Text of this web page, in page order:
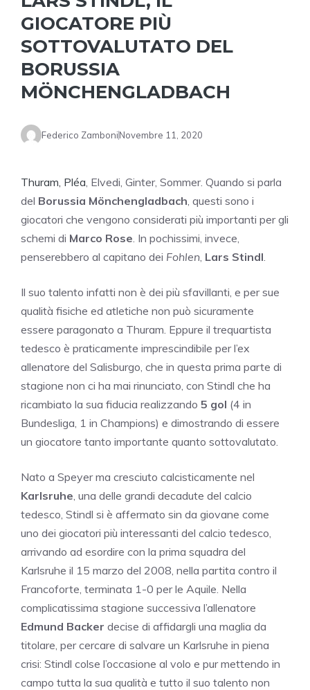
GIOCATORE PIÙ
SOTTOVALUTATO DEL
BORUSSIA
MÖNCHENGLADBACH
Federico ZamboniNovembre 11, 2020
Thuram, Pléa, Elvedi, Ginter, Sommer. Quando si parla
del Borussia Mönchengladbach, questi sono i
giocatori che vengono considerati più importanti per gli
schemi di Marco Rose. In pochissimi, invece,
penserebbero al capitano dei Fohlen, Lars Stindl.
Il suo talento infatti non è dei più sfavillanti, e per sue
qualità fisiche ed atletiche non può sicuramente
essere paragonato a Thuram. Eppure il trequartista
tedesco è praticamente imprescindibile per l’ex
allenatore del Salisburgo, che in questa prima parte di
stagione non ci ha mai rinunciato, con Stindl che ha
ricambiato la sua fiducia realizzando 5 gol (4 in
Bundesliga, 1 in Champions) e dimostrando di essere
un giocatore tanto importante quanto sottovalutato.
Nato a Speyer ma cresciuto calcisticamente nel
Karlsruhe, una delle grandi decadute del calcio
tedesco, Stindl si è affermato sin da giovane come
uno dei giocatori più interessanti del calcio tedesco,
arrivando ad esordire con la prima squadra del
Karlsruhe il 15 marzo del 2008, nella partita contro il
Francoforte, terminata 1-0 per le Aquile. Nella
complicatissima stagione successiva l’allenatore
Edmund Backer decise di affidargli una maglia da
titolare, per cercare di salvare un Karlsruhe in piena
crisi: Stindl colse l’occasione al volo e pur mettendo in
campo tutta la sua qualità e tutto il suo talento non